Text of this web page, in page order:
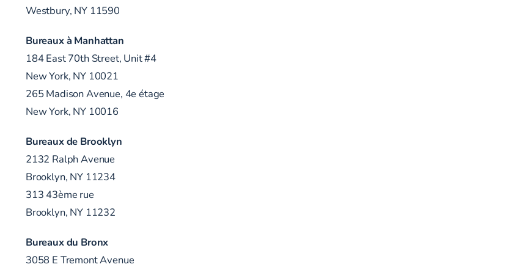
Westbury, NY 11590
Bureaux à Manhattan
184 East 70th Street, Unit #4
New York, NY 10021
265 Madison Avenue, 4e étage
New York, NY 10016
Bureaux de Brooklyn
2132 Ralph Avenue
Brooklyn, NY 11234
313 43ème rue
Brooklyn, NY 11232
Bureaux du Bronx
3058 E Tremont Avenue